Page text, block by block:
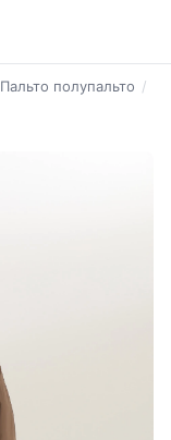
Пальто полупальто